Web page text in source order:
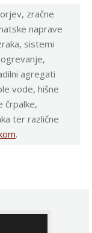
zračne
naprave
sistemi
agregati
vode, hišne
črpalke,
ter različne
.